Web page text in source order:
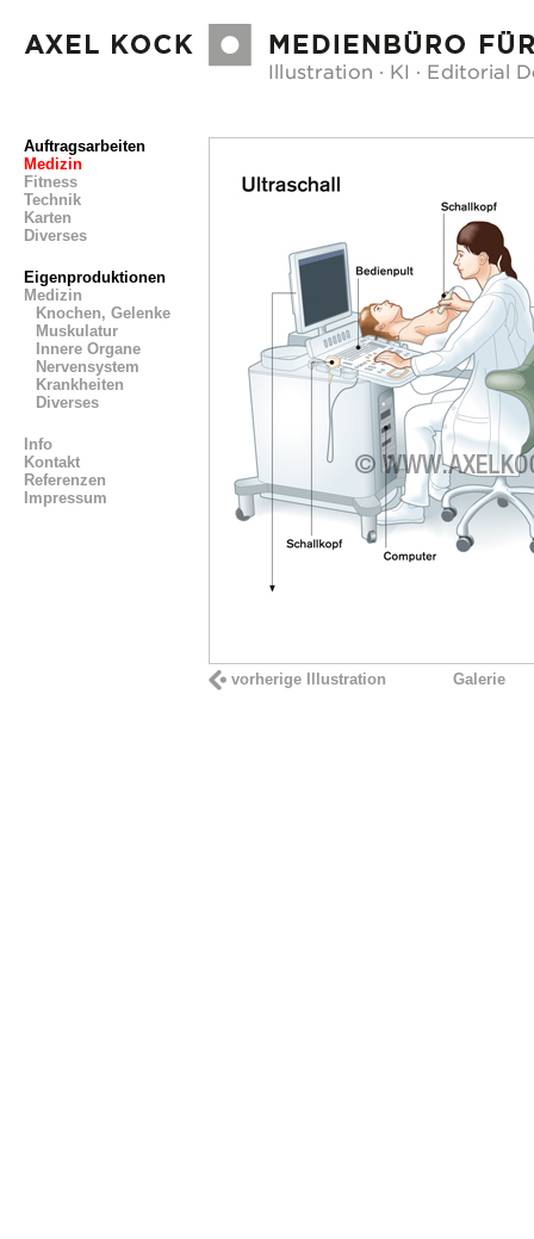
Auftragsarbeiten
Medizin
Fitness
Technik
Karten
Diverses
Eigenproduktionen
Medizin
Knochen, Gelenke
Muskulatur
Innere Organe
Nervensystem
Krankheiten
Diverses
Info
Kontakt
Referenzen
Impressum
vorherige Illustration Galerie